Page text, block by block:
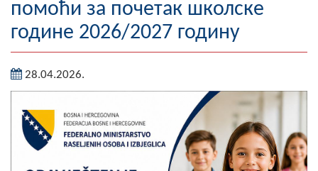
НАЧЕЛНИК
О Начелнику
Замјеник начелника
Извјештај о раду начелника
СКУПШТИНА
помоћи за почетак школске
године 2026/2027 годину
28.04.2026.